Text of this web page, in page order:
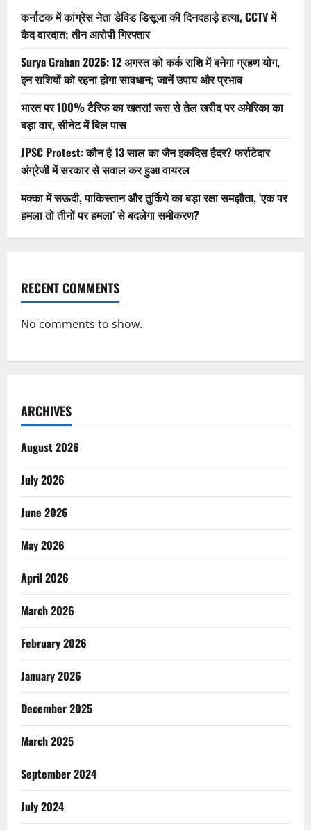
खिलाड़ी,
लाइव
स्ट्रीमिंग!
कर्नाटक में कांग्रेस नेता डेविड डिसूजा की दिनदहाड़े हत्या, CCTV में
कैद वारदात; तीन आरोपी गिरफ्तार
Surya Grahan 2026: 12 अगस्त को कर्क राशि में बनेगा ग्रहण योग,
इन राशियों को रहना होगा सावधान; जानें उपाय और प्रभाव
भारत पर 100% टैरिफ का खतरा! रूस से तेल खरीद पर अमेरिका का
बड़ा वार, सीनेट में बिल पास
JPSC Protest: कौन है 13 साल का जैन इकदिस हैदर? फर्राटेदार
अंग्रेजी में सरकार से सवाल कर हुआ वायरल
मक्का में सऊदी, पाकिस्तान और तुर्किये का बड़ा रक्षा समझौता, ‘एक पर
हमला तो तीनों पर हमला’ से बदलेगा समीकरण?
RECENT COMMENTS
No comments to show.
ARCHIVES
August 2026
July 2026
June 2026
May 2026
April 2026
March 2026
February 2026
January 2026
December 2025
March 2025
September 2024
July 2024